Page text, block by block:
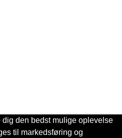
den bedst mulige oplevelse
til markedsføring og